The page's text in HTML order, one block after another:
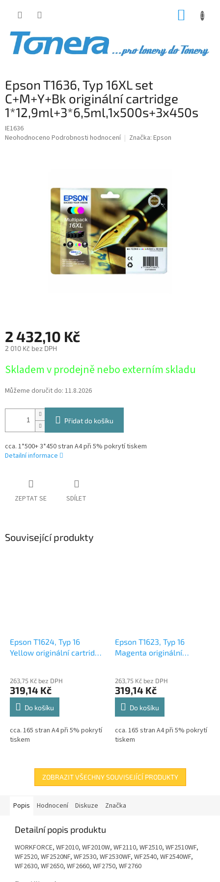
Epson T1636, Typ 16XL set
C+M+Y+Bk originální cartridge
1*12,9ml+3*6,5ml,1x500s+3x450s
IE1636
Průměrné
Neohodnoceno Podrobnosti hodnocení Značka: Epson
2 432,10 Kč
2 010 Kč bez DPH
cena:
Skladem v prodejně nebo externím skladu
Můžeme doručit do: 11.8.2026
Přidat do košíku
cca. 1*500+ 3*450 stran A4 při 5% pokrytí tiskem
Detailní informace
ZEPTAT SE SDÍLET
Související produkty
Epson T1624, Typ 16
Yellow originální cartridge
263,75 Kč bez DPH
319,14 Kč
Do košíku
cca. 165 stran A4 při 5% pokrytí
tiskem
Epson T1623, Typ 16
Magenta originální
263,75 Kč bez DPH
319,14 Kč
Do košíku
cca. 165 stran A4 při 5% pokrytí
tiskem
ZOBRAZIT VŠECHNY SOUVISEJÍCÍ PRODUKTY
Popis Hodnocení Diskuze Značka
Detailní popis produktu
WORKFORCE, WF2010, WF2010W, WF2110, WF2510, WF2510WF,
WF2520, WF2520NF, WF2530, WF2530WF, WF2540, WF2540WF,
WF2630, WF2650, WF2660, WF2750, WF2760